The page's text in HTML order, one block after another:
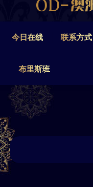
今日在线 联系方式
布里斯班